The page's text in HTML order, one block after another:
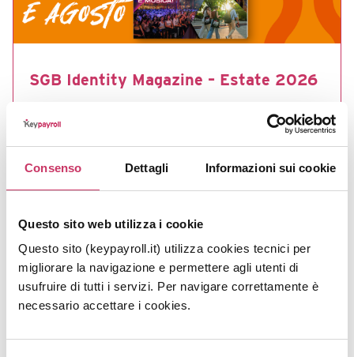
Consenso Dettagli Informazioni sui cookie
Questo sito web utilizza i cookie
Questo sito (keypayroll.it) utilizza cookies tecnici per
migliorare la navigazione e permettere agli utenti di
usufruire di tutti i servizi. Per navigare correttamente è
necessario accettare i cookies.
SGB Identity Magazine – Estate 2026
magazine. Al suo interno troverai tante news dal
mondo HR, tutorial per trovare lavoro, opportunità
molto altro ancora!